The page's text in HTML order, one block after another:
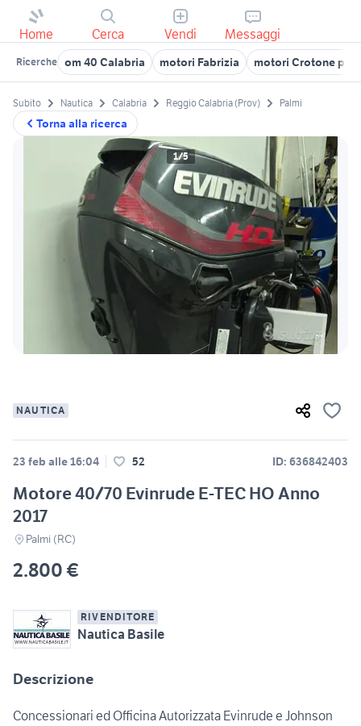
Home Cerca Vendi Messaggi
Ricerche om 40 Calabria motori Fabrizia motori Crotone
Torna alla ricerca
Subito Nautica Calabria Reggio Calabria (Prov) Palmi
1/5
NAUTICA
23 feb alle 16:04 52 ID: 636842403
Motore 40/70 Evinrude E-TEC HO Anno
2017
Palmi (RC)
2.800 €
RIVENDITORE
Nautica Basile
Descrizione
Concessionari ed Officina Autorizzata Evinrude e Johnson